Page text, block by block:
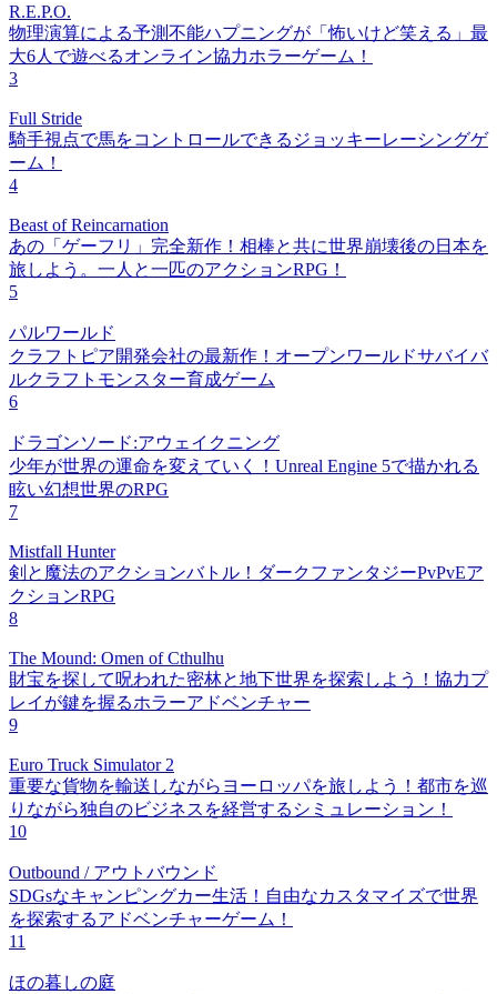
R.E.P.O.
物理演算による予測不能ハプニングが「怖いけど笑える」最
大6人で遊べるオンライン協力ホラーゲーム！
3
Full Stride
騎手視点で馬をコントロールできるジョッキーレーシングゲ
ーム！
4
Beast of Reincarnation
あの「ゲーフリ」完全新作！相棒と共に世界崩壊後の日本を
旅しよう。一人と一匹のアクションRPG！
5
パルワールド
クラフトピア開発会社の最新作！オープンワールドサバイバ
ルクラフトモンスター育成ゲーム
6
ドラゴンソード:アウェイクニング
少年が世界の運命を変えていく！Unreal Engine 5で描かれる
眩い幻想世界のRPG
7
Mistfall Hunter
剣と魔法のアクションバトル！ダークファンタジーPvPvEア
クションRPG
8
The Mound: Omen of Cthulhu
財宝を探して呪われた密林と地下世界を探索しよう！協力プ
レイが鍵を握るホラーアドベンチャー
9
Euro Truck Simulator 2
重要な貨物を輸送しながらヨーロッパを旅しよう！都市を巡
りながら独自のビジネスを経営するシミュレーション！
10
Outbound / アウトバウンド
SDGsなキャンピングカー生活！自由なカスタマイズで世界
を探索するアドベンチャーゲーム！
11
ほの暮しの庭